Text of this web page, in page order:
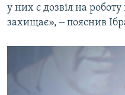
у них є дозвіл на
захищає», ‒ пояснив